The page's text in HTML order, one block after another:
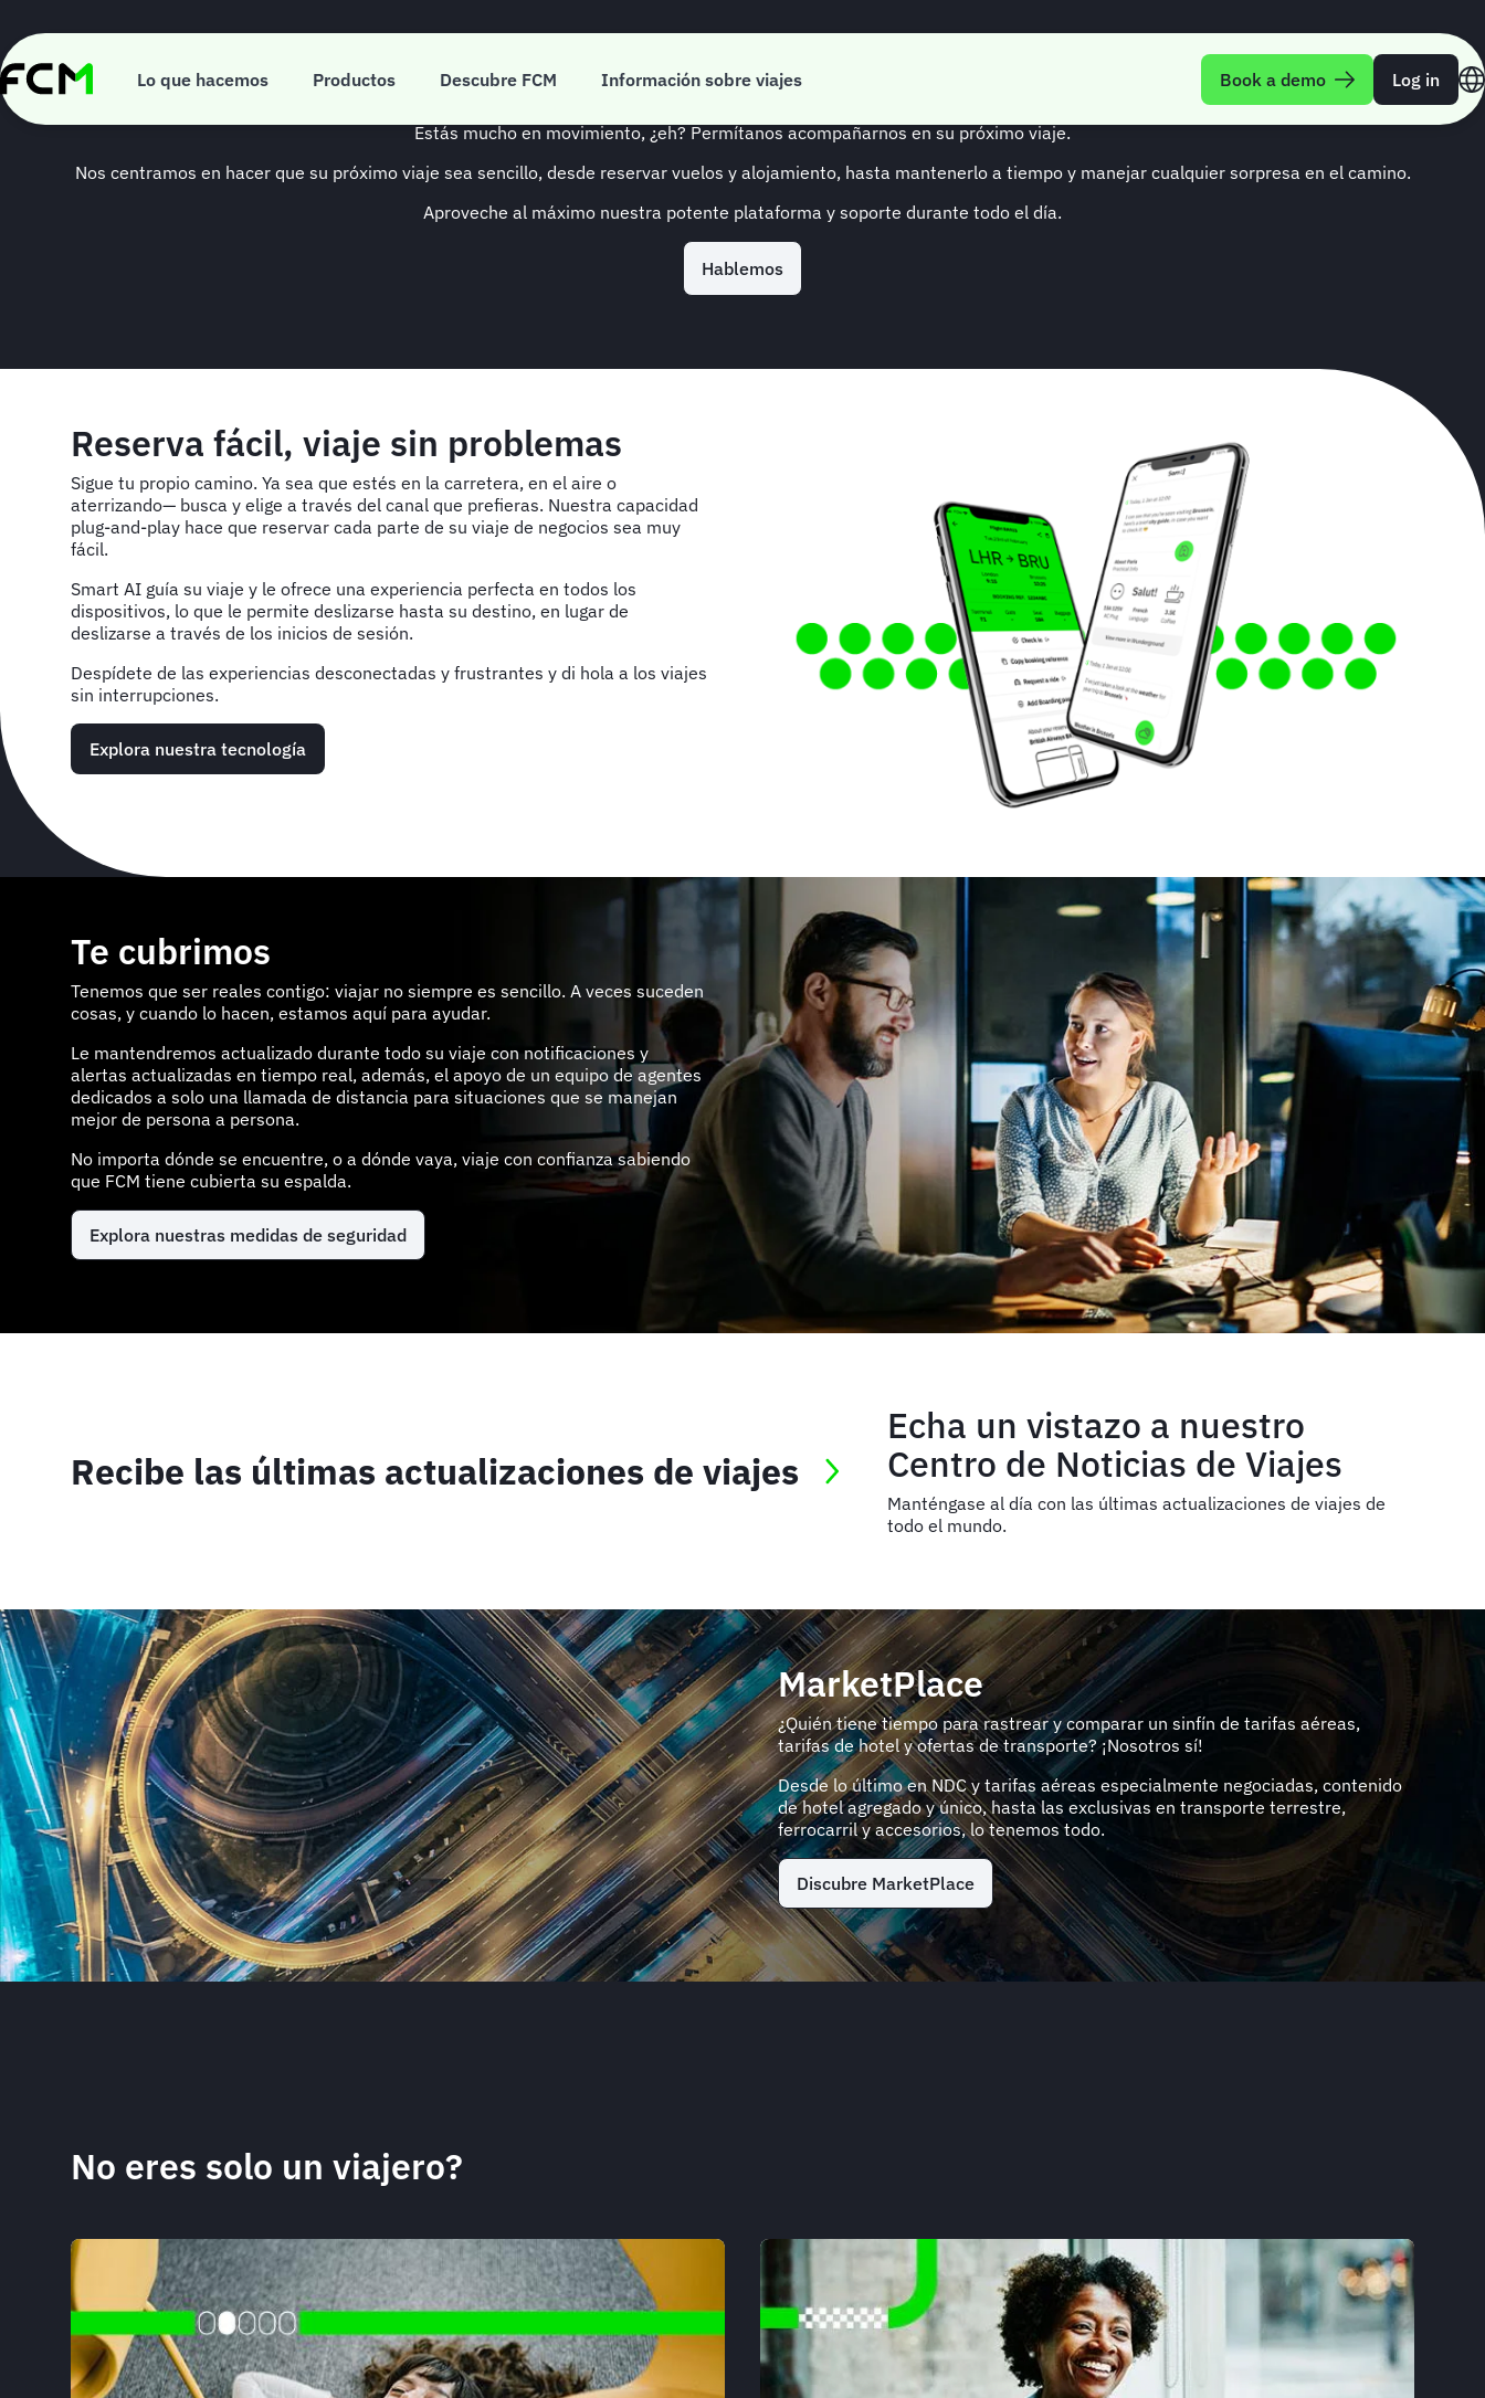
contenido
principal
Lo que hacemos Productos Descubre FCM Información sobre viajes Book a demo Log in
Viajes de negocios fáciles
Estás mucho en movimiento, ¿eh? Permítanos acompañarnos en su próximo viaje.
Nos centramos en hacer que su próximo viaje sea sencillo, desde reservar vuelos y alojamiento, hasta mantenerlo a tiempo y manejar cualquier sorpresa en el camino.
Aproveche al máximo nuestra potente plataforma y soporte durante todo el día.
Hablemos
Reserva fácil, viaje sin problemas
Sigue tu propio camino. Ya sea que estés en la carretera, en el aire o
aterrizando— busca y elige a través del canal que prefieras. Nuestra capacidad
plug-and-play hace que reservar cada parte de su viaje de negocios sea muy
fácil.
Smart AI guía su viaje y le ofrece una experiencia perfecta en todos los
dispositivos, lo que le permite deslizarse hasta su destino, en lugar de
deslizarse a través de los inicios de sesión.
Despídete de las experiencias desconectadas y frustrantes y di hola a los viajes
sin interrupciones.
Explora nuestra tecnología
Te cubrimos
Tenemos que ser reales contigo: viajar no siempre es sencillo. A veces suceden
cosas, y cuando lo hacen, estamos aquí para ayudar.
Le mantendremos actualizado durante todo su viaje con notificaciones y
alertas actualizadas en tiempo real, además, el apoyo de un equipo de agentes
dedicados a solo una llamada de distancia para situaciones que se manejan
mejor de persona a persona.
No importa dónde se encuentre, o a dónde vaya, viaje con confianza sabiendo
que FCM tiene cubierta su espalda.
Explora nuestras medidas de seguridad
Echa un vistazo a nuestro
Centro de Noticias de Viajes
Manténgase al día con las últimas actualizaciones de viajes de
todo el mundo.
Recibe las últimas actualizaciones de viajes
MarketPlace
¿Quién tiene tiempo para rastrear y comparar un sinfín de tarifas aéreas,
tarifas de hotel y ofertas de transporte? ¡Nosotros sí!
Desde lo último en NDC y tarifas aéreas especialmente negociadas, contenido
de hotel agregado y único, hasta las exclusivas en transporte terrestre,
ferrocarril y accesorios, lo tenemos todo.
Discubre MarketPlace
No eres solo un viajero?